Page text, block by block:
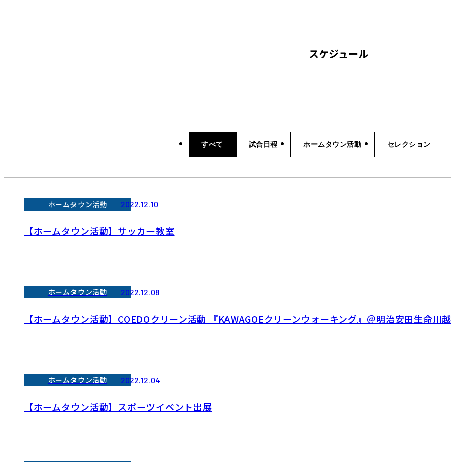
スケジュール
すべて 試合日程 ホームタウン活動 セレクション
ホームタウン活動 2022.12.10
【ホームタウン活動】サッカー教室
ホームタウン活動 2022.12.08
【ホームタウン活動】COEDOクリーン活動 『KAWAGOEクリーンウォーキング』＠明治安田生命川
ホームタウン活動 2022.12.04
【ホームタウン活動】スポーツイベント出展